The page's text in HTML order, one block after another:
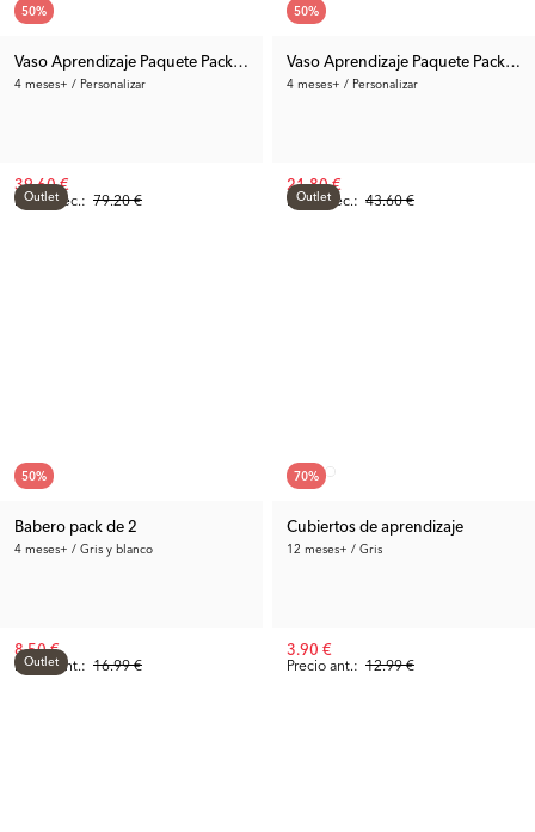
50%
Vaso Aprendizaje Paquete Pack de 8
4 meses+ / Personalizar
Precio rec.: 79.20 €
39.60 €
50%
Vaso Aprendizaje Paquete Pack de
4 meses+ / Personalizar
Precio rec.: 43.60 €
21.80 €
Outlet
50%
Babero pack de 2
4 meses+ / Gris y blanco
Precio ant.: 16.99 €
8.50 €
Outlet
70%
Cubiertos de aprendizaje
12 meses+ / Gris
Precio ant.: 12.99 €
3.90 €
Outlet